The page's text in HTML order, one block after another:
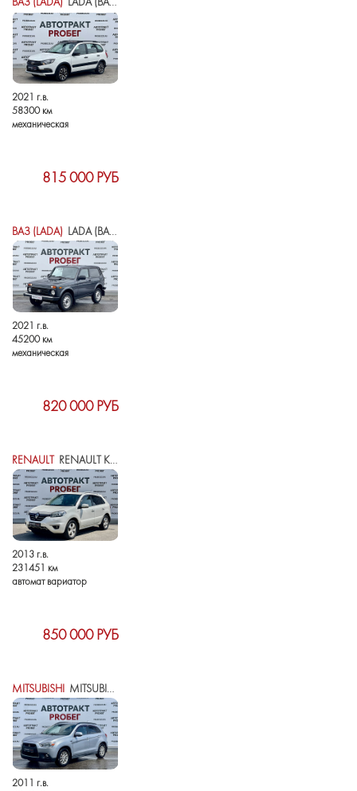
ВАЗ (LADA) LADA (ВАЗ) GRANTA I РЕСТАЙЛИНГ
2021 г.в.
58300 км
механическая
815 000 РУБ
ВАЗ (LADA) LADA (ВАЗ) 2121 (4X4) I РЕСТАЙЛИНГ (2020)
2021 г.в.
45200 км
механическая
820 000 РУБ
RENAULT RENAULT KOLEOS I РЕСТАЙЛИНГ
2013 г.в.
231451 км
автомат вариатор
850 000 РУБ
MITSUBISHI MITSUBISHI ASX I
2011 г.в.